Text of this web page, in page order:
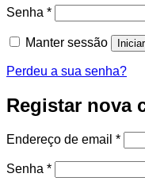
Senha *Obrigatório
Manter sessão
Perdeu a sua senha?
Registar nova
Endereço de email *
Senha *Obrigatório